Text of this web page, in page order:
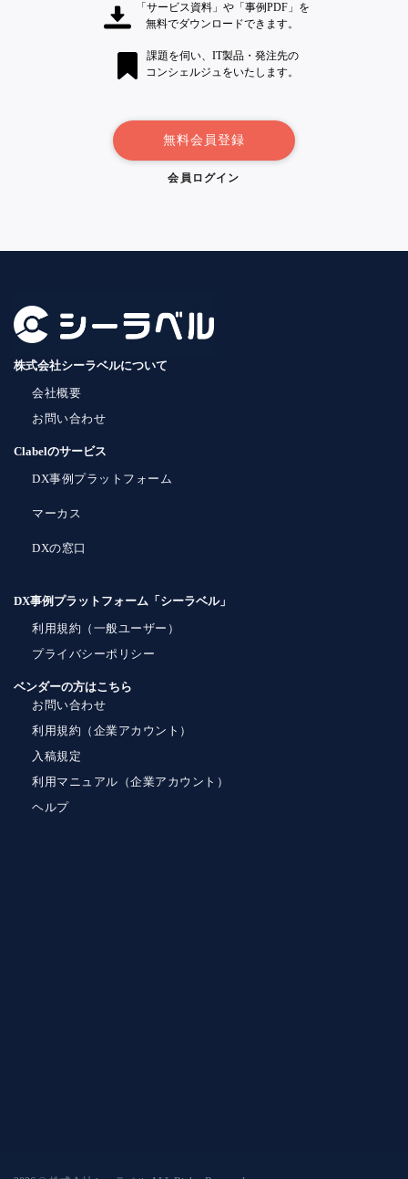
「サービス資料」や「事例PDF」を
無料でダウンロードできます。
課題を伺い、IT製品・発注先の
コンシェルジュをいたします。
無料会員登録
会員ログイン
株式会社シーラベルについて
会社概要
お問い合わせ
Clabelのサービス
DX事例プラットフォーム
マーカス
DXの窓口
DX事例プラットフォーム「シーラベル」
利用規約（一般ユーザー）
プライバシーポリシー
ベンダーの方はこちら
お問い合わせ
利用規約（企業アカウント）
入稿規定
利用マニュアル（企業アカウント）
ヘルプ